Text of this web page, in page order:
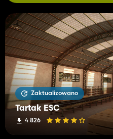
Zaktualizowano
Tartak ESC
4 826